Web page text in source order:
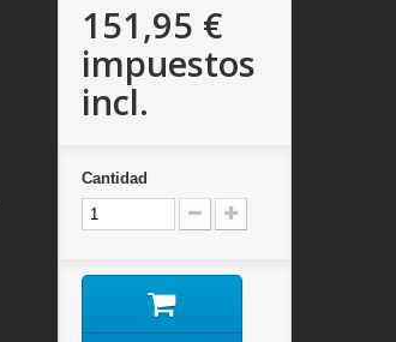
151,95 €
impuestos
incl.
Cantidad